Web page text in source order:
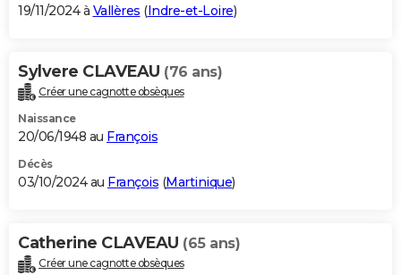
19/11/2024 à Vallères (Indre-et-Loire)
Sylvere CLAVEAU (76 ans)
Créer une cagnotte obsèques
Naissance
20/06/1948 au François
Décès
03/10/2024 au François (Martinique)
Catherine CLAVEAU (65 ans)
Créer une cagnotte obsèques